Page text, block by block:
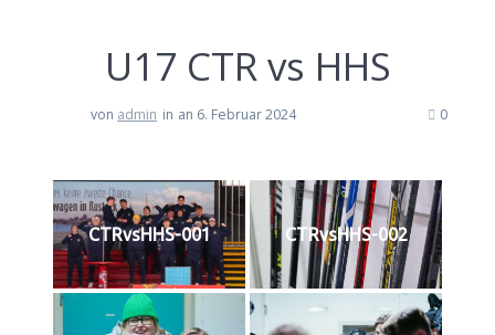
U17 CTR vs HHS
von admin in an 6. Februar 2024 0
CTRvsHHS-001 CTRvsHHS-002